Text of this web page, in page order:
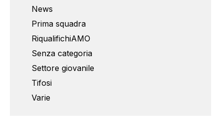
News
Prima squadra
RiqualifichiAMO
Senza categoria
Settore giovanile
Tifosi
Varie